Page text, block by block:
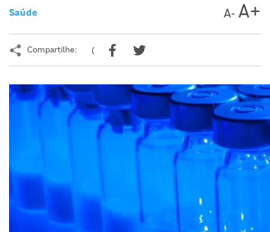
Saúde
Compartilhe: (